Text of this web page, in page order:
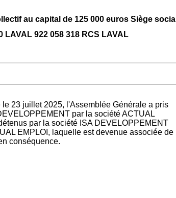
au capital de 125 000 euros Siège social
LAVAL 922 058 318 RCS LAVAL
23 juillet 2025, l'Assemblée Générale a pris
par la société ACTUAL
par la société ISA DEVELOPPEMENT
EMPLOI, laquelle est devenue associée de
conséquence.